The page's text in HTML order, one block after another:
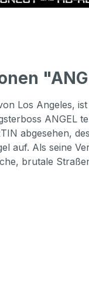
Los Angeles,
ANGEL
abgesehen,
auf. Als seine
brutale